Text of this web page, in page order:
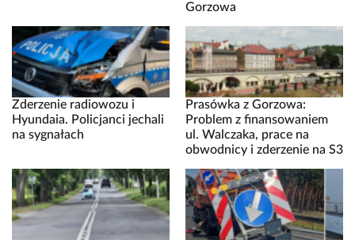
Gorzowa
Zderzenie radiowozu i
Hyundaia. Policjanci jechali
na sygnałach
Prasówka z Gorzowa:
Problem z finansowaniem
ul. Walczaka, prace na
obwodnicy i zderzenie na S3